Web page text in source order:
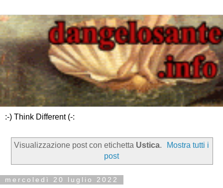
:-) Think Different (-:
Visualizzazione post con etichetta Ustica.
Mostra tutti i
post
mercoledì 20 luglio 2022